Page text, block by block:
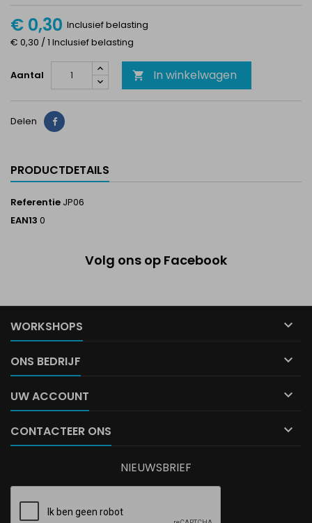
€ 0,30 Inclusief belasting
€ 0,30 / 1 Inclusief belasting
Aantal  In winkelwagen
Delen Delen
PRODUCTDETAILS
Referentie JP06
EAN13 0
Volg ons op Facebook
WORKSHOPS 
ONS BEDRIJF 
UW ACCOUNT 
CONTACTEER ONS 
NIEUWSBRIEF